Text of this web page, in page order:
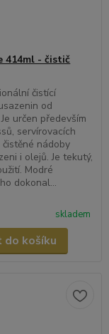
414ml - čistič
čistící
od
určen především
servírovacích
nádoby
i olejů. Je tekutý,
Modré
dokonal...
skladem
do košíku